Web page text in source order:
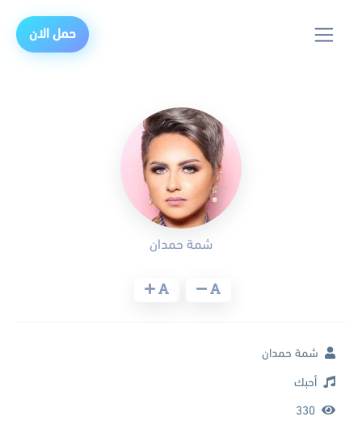
حمل الان
شمة حمدان
شمة حمدان
أحبك
330